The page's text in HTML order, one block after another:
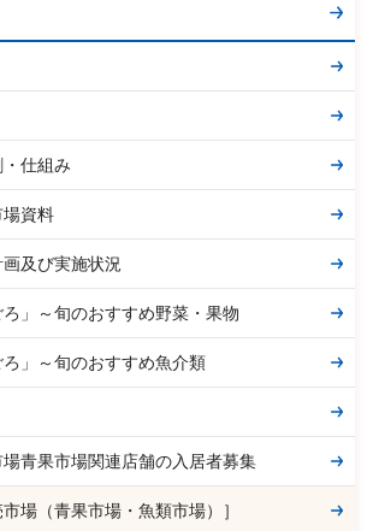
仕組み
場資料
及び実施状況
ろ」～旬のおすすめ野菜・果物
ろ」～旬のおすすめ魚介類
青果市場関連店舗の入居者募集
場（青果市場・魚類市場）］